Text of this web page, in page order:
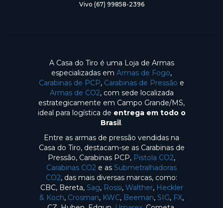
Vivo (67) 99858-2396
A Casa do Tiro é uma Loja de Armas
especializadas em Armas de Fogo,
Carabinas de PCP, Carabinas de Pressão e
Armas de CO2, com sede localizada
estrategicamente em Campo Grande/MS,
ideal para logística de entrega em todo o
Brasil.
Entre as armas de pressão vendidas na
Casa do Tiro, destacam-se as Carabinas de
Pressão, Carabinas PCP, Pistola CO2,
Carabinas CO2 e as Submetralhadoras
CO2, das mais diversas marcas, como:
CBC, Bereta, Sag, Rossi, Walther, Heckler
& Koch, Crosman, KWC, Beeman, SIG, FX,